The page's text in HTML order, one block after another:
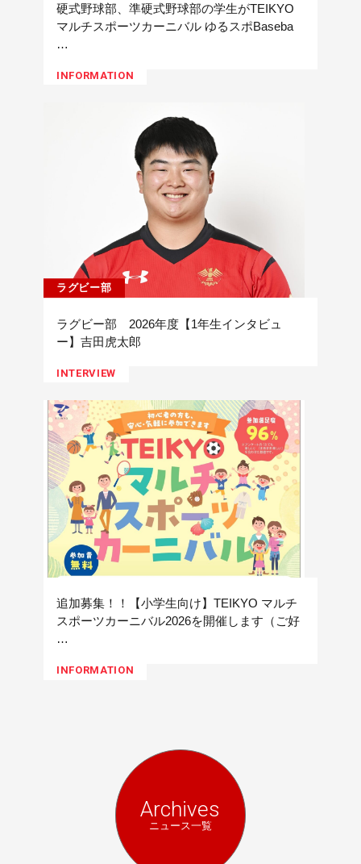
硬式野球部、準硬式野球部の学生がTEIKYO
マルチスポーツカーニバル ゆるスポBaseba
…
INFORMATION
ラグビー部
ラグビー部 2026年度【1年生インタビュ
ー】吉田虎太郎
INTERVIEW
追加募集！！【小学生向け】TEIKYO マルチ
スポーツカーニバル2026を開催します（ご好
…
INFORMATION
Archives
ニュース一覧